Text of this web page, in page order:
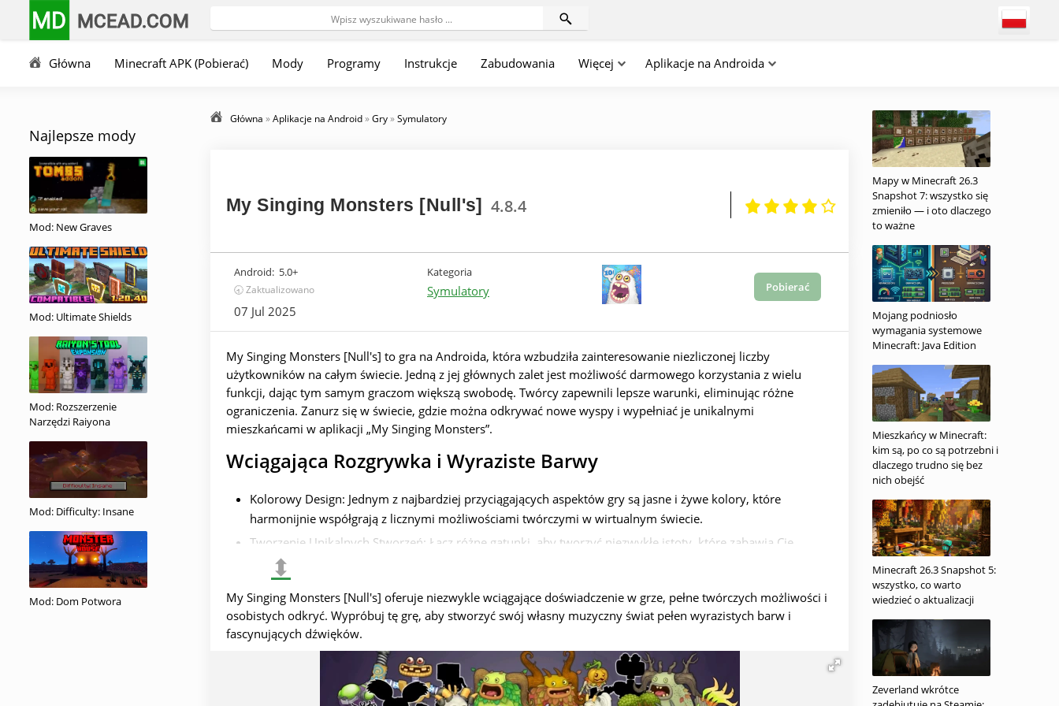
MD MCEAD.COM
Główna Minecraft APK (Pobierać) Mody Programy Instrukcje Zabudowania Więcej Aplikacje na Androida
Najlepsze mody
Mod: New Graves
Mod: Ultimate Shields
Mod: Rozszerzenie
Narzędzi Raiyona
Mod: Difficulty: Insane
Mod: Dom Potwora
Główna »Aplikacje na Android»Gry»Symulatory
My Singing Monsters [Null's] 4.8.4
Android: 5.0+
🕣 Zaktualizowano
07 Jul 2025
Kategoria
Symulatory Pobierać
My Singing Monsters [Null's] to gra na Androida, która wzbudziła zainteresowanie niezliczonej liczby
użytkowników na całym świecie. Jedną z jej głównych zalet jest możliwość darmowego korzystania z wielu
funkcji, dając tym samym graczom większą swobodę. Twórcy zapewnili lepsze warunki, eliminując różne
ograniczenia. Zanurz się w świecie, gdzie można odkrywać nowe wyspy i wypełniać je unikalnymi
mieszkańcami w aplikacji „My Singing Monsters”.
Wciągająca Rozgrywka i Wyraziste Barwy
Kolorowy Design: Jednym z najbardziej przyciągających aspektów gry są jasne i żywe kolory, które
harmonijnie współgrają z licznymi możliwościami twórczymi w wirtualnym świecie.
Tworzenie Unikalnych Stworzeń: Łącz różne gatunki, aby tworzyć niezwykłe istoty, które zabawią Cię
swoimi indywidualnymi dźwiękami. Niektóre z nich mogą nawet wypowiadać słowa po angielsku, dodając
element zaskoczenia. Możesz również komponować własne utwory muzyczne i kombinacje dźwięków.
Odkrywanie Nowych Wysp: Każda nowa wyspa stanie się Twoim wyjątkowym światem, który możesz
rozwijać, przemierzając grę.
Rozwiązywanie Ciekawych Zadań: W trakcie gry będziesz rozwiązywać różnorodne zadania, takie jak
zdobywanie diamentów, co pomoże Ci osiągnąć Twoje cele.
⬍
My Singing Monsters [Null's] oferuje niezwykle wciągające doświadczenie w grze, pełne twórczych możliwości i
osobistych odkryć. Wypróbuj tę grę, aby stworzyć swój własny muzyczny świat pełen wyrazistych barw i
fascynujących dźwięków.
Mapy w Minecraft 26.3
Snapshot 7: wszystko się
zmieniło — i oto dlaczego
to ważne
Mojang podniosło
wymagania systemowe
Minecraft: Java Edition
Mieszkańcy w Minecraft:
kim są, po co są potrzebni i
dlaczego trudno się bez
nich obejść
Minecraft 26.3 Snapshot 5:
wszystko, co warto
wiedzieć o aktualizacji
Zeverland wkrótce